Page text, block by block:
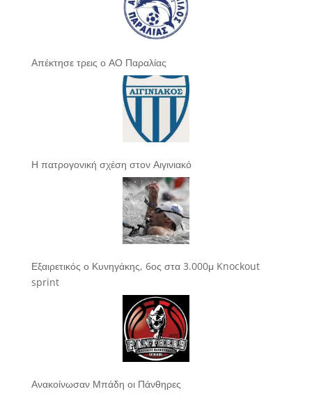
Απέκτησε τρεις ο ΑΟ Παραλίας
Η πατρογονική σχέση στον Αιγινιακό
Εξαιρετικός ο Κυνηγάκης, 6ος στα 3.000μ Knockout
sprint
Ανακοίνωσαν Μπάδη οι Πάνθηρες